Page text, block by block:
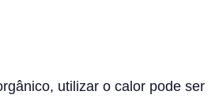
utilizar o calor pode ser